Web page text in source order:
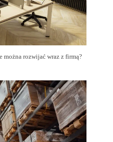
można rozwijać wraz z firmą?